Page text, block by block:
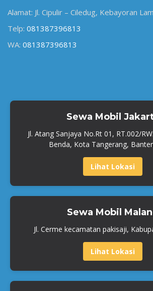
Alamat: Jl. Cipulir – Ciledug, Kebayoran
Telp: 081387396813
WA: 081387396813
Sewa Mobil
Jl. Atang Sanjaya No.Rt 01, RT.002/
Benda, Kota Tangerang,
Lihat Lokasi
Sewa Mobil
Jl. Cerme kecamatan pakisaji,
Lihat Lokasi